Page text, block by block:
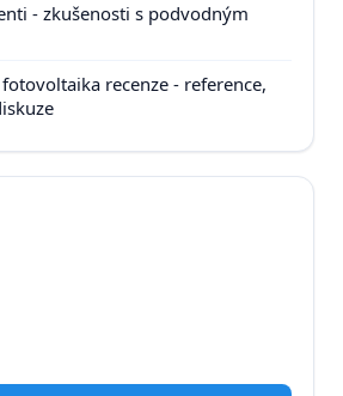
- zkušenosti s podvodným
recenze - reference,